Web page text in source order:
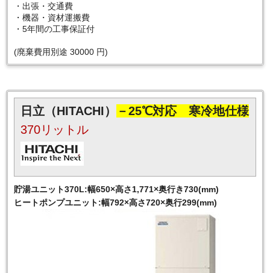
・出張・交通費
・機器・資材運搬費
・5年間の工事保証付
(廃棄費用別途 30000 円)
日立（HITACHI）
－25℃対応 寒冷地仕様
370リットル
貯湯ユニット370L:幅650×高さ1,771×奥行き730(mm)
ヒートポンプユニット:幅792×高さ720×奥行299(mm)